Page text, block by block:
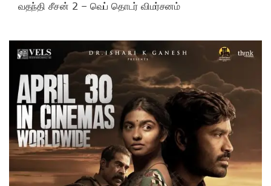
வதந்தி சீசன் 2 – வெப் தொடர் விமர்சனம்